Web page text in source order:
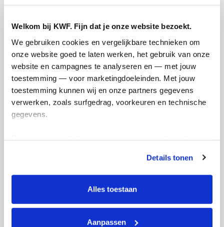
Welkom bij KWF. Fijn dat je onze website bezoekt.
We gebruiken cookies en vergelijkbare technieken om
onze website goed te laten werken, het gebruik van onze
website en campagnes te analyseren en — met jouw
toestemming — voor marketingdoeleinden. Met jouw
toestemming kunnen wij en onze partners gegevens
verwerken, zoals surfgedrag, voorkeuren en technische
gegevens.
tonen. Je kunt je toestemming op elk moment wijzigen of
intrekken via Cookie instellingen onderaan de pagina. De
lijst met cookies is te vinden in het tabblad “details”.
Details tonen
Alles toestaan
Aanpassen
Creditcard
Referentie
Ik wil bijdragen aan de transactiekosten
Doneer nu